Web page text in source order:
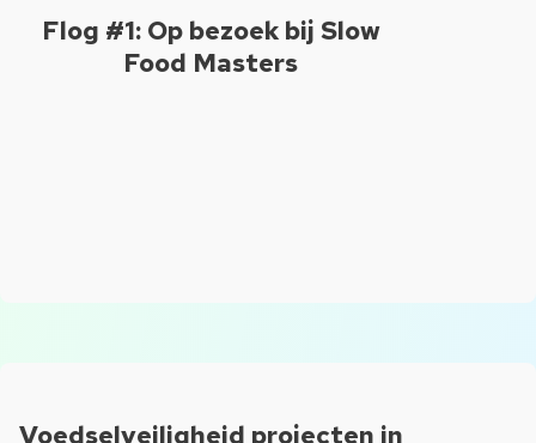
Flog #1: Op bezoek bij Slow
Food Masters
Voedselveiligheid projecten in